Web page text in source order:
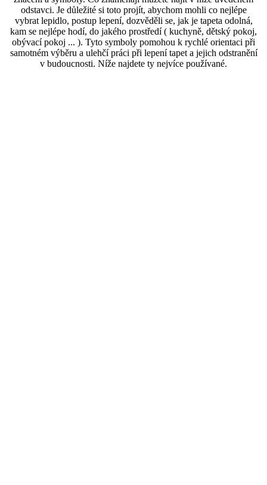
odstavci. Je důležité si toto projít, abychom mohli co nejlépe
vybrat lepidlo, postup lepení, dozvěděli se, jak je tapeta odolná,
kam se nejlépe hodí, do jakého prostředí ( kuchyně, dětský pokoj,
obývací pokoj ... ). Tyto symboly pomohou k rychlé orientaci při
samotném výběru a ulehčí práci při lepení tapet a jejich odstranění
v budoucnosti. Níže najdete ty nejvíce používané.